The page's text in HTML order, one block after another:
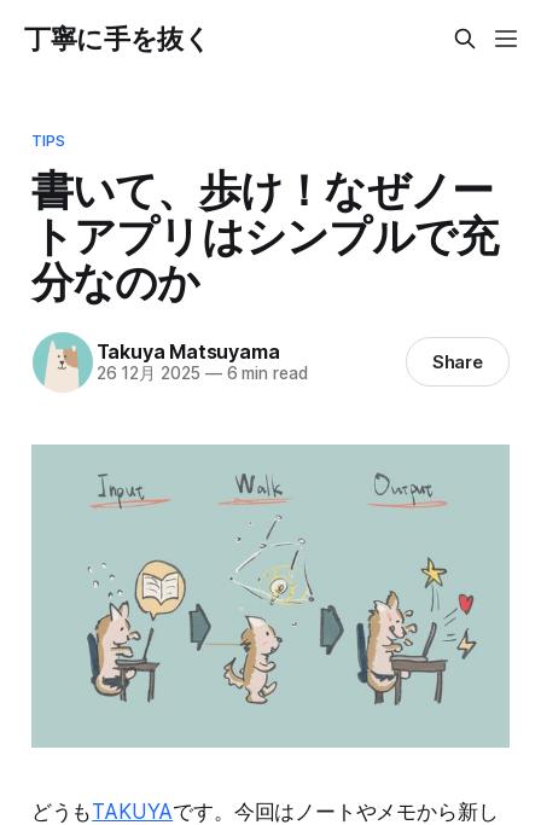
丁寧に手を抜く
TIPS
書いて、歩け！なぜノー
トアプリはシンプルで充
分なのか
Takuya Matsuyama
26 12月 2025 —6 min read Share
どうもTAKUYAです。今回はノートやメモから新し